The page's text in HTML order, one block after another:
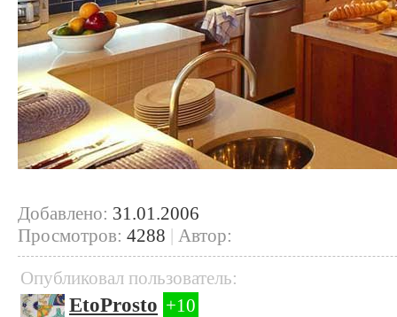
Добавлено: 31.01.2006
Просмотров: 4288 | Автор:
Опубликовал пользователь:
EtoProsto +10